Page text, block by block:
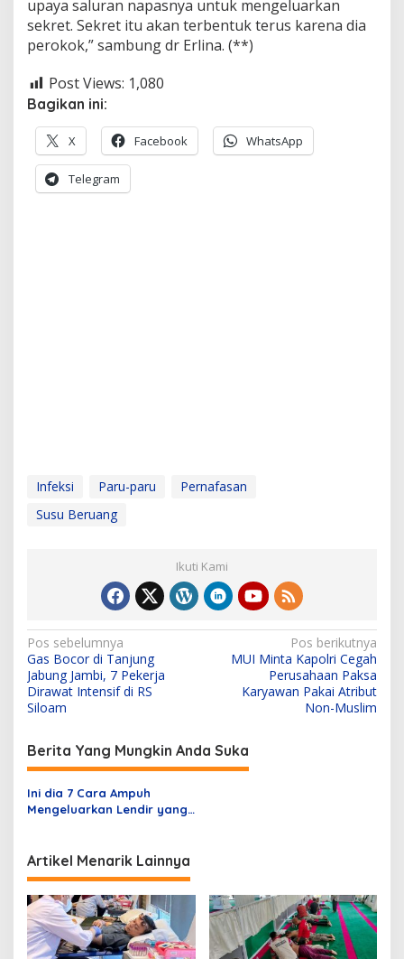
upaya saluran napasnya untuk mengeluarkan
sekret. Sekret itu akan terbentuk terus karena dia
perokok,” sambung dr Erlina. (**)
Post Views: 1,080
Bagikan ini:
X Facebook WhatsApp
Telegram
Infeksi Paru-paru
Pernafasan
Susu Beruang
Ikuti Kami
N
a
v
i
g
a
s
i
p
o
s
Pos sebelumnya
Gas Bocor di Tanjung
Jabung Jambi, 7 Pekerja
Dirawat Intensif di RS
Siloam
Pos berikutnya
MUI Minta Kapolri Cegah
Perusahaan Paksa
Karyawan Pakai Atribut
Non-Muslim
Berita Yang Mungkin Anda Suka
Ini dia 7 Cara Ampuh
Mengeluarkan Lendir yang
Artikel Menarik Lainnya